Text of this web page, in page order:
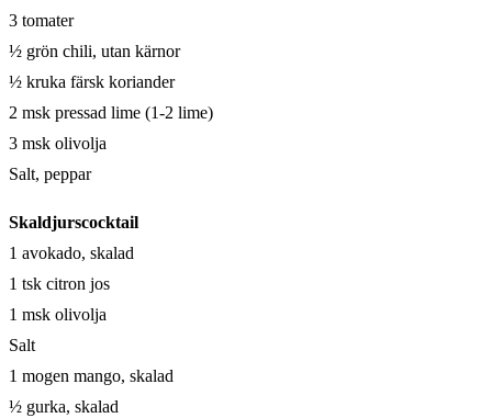
3 tomater
½ grön chili, utan kärnor
½ kruka färsk koriander
2 msk pressad lime (1-2 lime)
3 msk olivolja
Salt, peppar
Skaldjurscocktail
1 avokado, skalad
1 tsk citron jos
1 msk olivolja
Salt
1 mogen mango, skalad
½ gurka, skalad